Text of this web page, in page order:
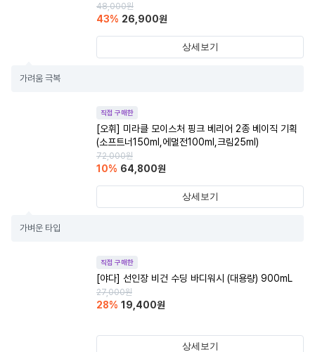
48,000원
43% 26,900원
상세보기
가려움 극복
직접 구매한
[오휘] 미라클 모이스처 핑크 베리어 2종 베이직 기획
(소프트너150ml,에멀전100ml,크림25ml)
72,000원
10% 64,800원
상세보기
가벼운 타입
직접 구매한
[야다] 선인장 비건 수딩 바디워시 (대용량) 900mL
27,000원
28% 19,400원
상세보기